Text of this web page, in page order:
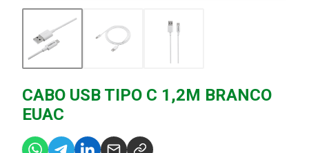
CABO USB TIPO C 1,2M BRANCO
EUAC